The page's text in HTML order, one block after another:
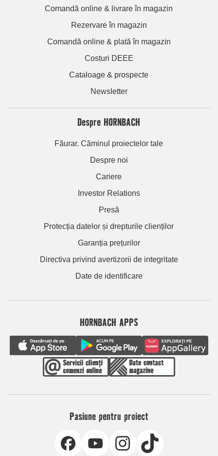
Comandă online & livrare în magazin
Rezervare în magazin
Comandă online & plată în magazin
Costuri DEEE
Cataloage & prospecte
Newsletter
Despre HORNBACH
Făurar. Căminul proiectelor tale
Despre noi
Cariere
Investor Relations
Presă
Protecția datelor și drepturile clienților
Garanția prețurilor
Directiva privind avertizorii de integritate
Date de identificare
HORNBACH APPS
Pasiune pentru proiect